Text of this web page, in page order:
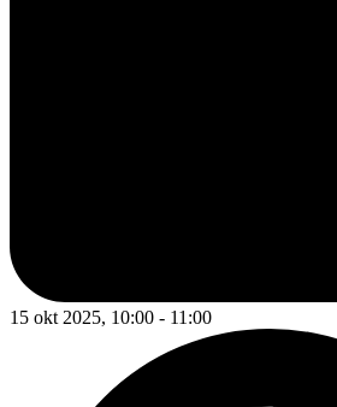
15 okt 2025, 10:00 - 11:00